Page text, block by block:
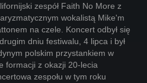
zespół Faith No More z
wokalistą Mike'm
na czele. Koncert odbył się
dniu festiwalu, 4 lipca i był
polskim przystankiem w
formacji z okazji 20-lecia
zespołu w tym roku